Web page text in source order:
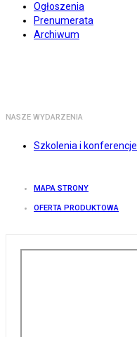
Ogłoszenia
Prenumerata
Archiwum
NASZE WYDARZENIA
Szkolenia i konferencje
MAPA STRONY
OFERTA PRODUKTOWA